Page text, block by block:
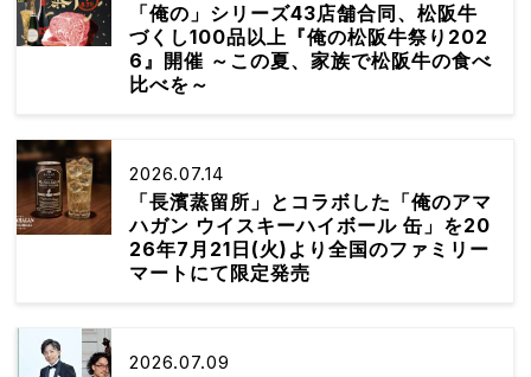
「俺の」シリーズ43店舗合同、松阪牛
づくし100品以上『俺の松阪牛祭り202
6』開催 ～この夏、家族で松阪牛の食べ
比べを～
2026.07.14
「長濱蒸留所」とコラボした「俺のアマ
ハガン ウイスキーハイボール 缶」を20
26年7月21日(火)より全国のファミリー
マートにて限定発売
2026.07.09